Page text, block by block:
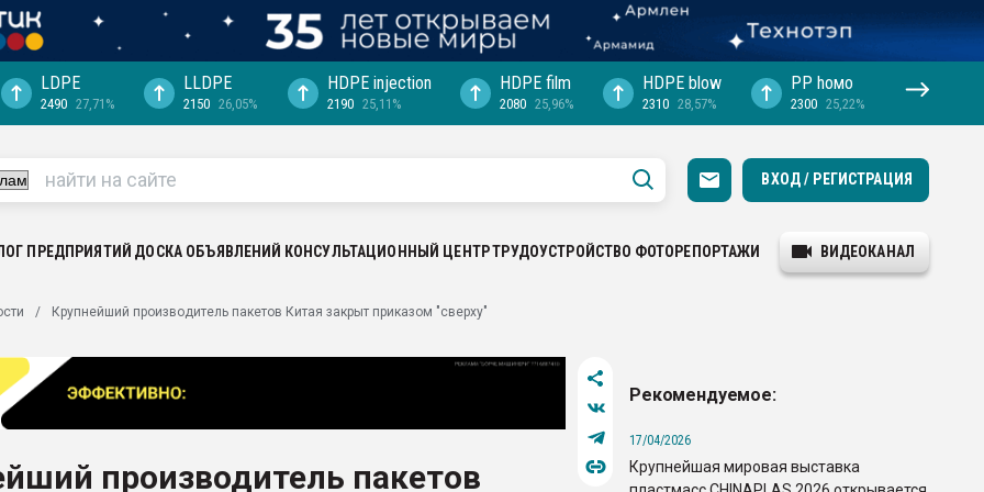
выходит на
рынке
LDPE
2490 27,71%
LLDPE
2150 26,05%
HDPE injection
2190 25,11%
HDPE film
2080 25,96%
HDPE blow
2310 28,57%
PP hомо
2300 25,22%
ВХОД / РЕГИСТРАЦИЯ
ПРЕДПРИЯТИЙ ДОСКА ОБЪЯВЛЕНИЙ КОНСУЛЬТАЦИОННЫЙ ЦЕНТРТРУДОУСТРОЙСТВО ФОТОРЕПОРТАЖИ ВИДЕОКАНАЛ
Крупнейший производитель пакетов Китая закрыт приказом "сверху"
производитель пакетов
Рекомендуемое:
17/04/2026
Крупнейшая мировая выставка